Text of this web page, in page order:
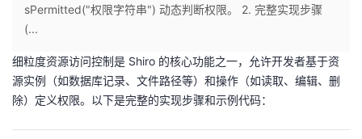
人
页
我
开
发
sPermitted("权限字符串") 动态判断权限。 2. 完整实现步骤
(...
细粒度资源访问控制是 Shiro 的核心功能之一，允许开发者基于资
源实例（如数据库记录、文件路径等）和操作（如读取、编辑、删
除）定义权限。以下是完整的实现步骤和示例代码：